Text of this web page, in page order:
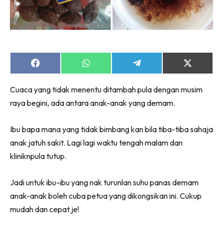
Share
on
Share
on
Share
on
Share
on
(Twitter)
Cuaca yang tidak menentu ditambah pula dengan musim
raya begini, ada antara anak-anak yang demam.
Ibu bapa mana yang tidak bimbang kan bila tiba-tiba sahaja
anak jatuh sakit. Lagi lagi waktu tengah malam dan
kliniknpula tutup.
Jadi untuk ibu-ibu yang nak turunlan suhu panas demam
anak-anak boleh cuba petua yang dikongsikan ini. Cukup
mudah dan cepat je!